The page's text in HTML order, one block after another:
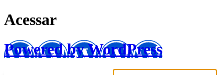
Acessar
Powered by WordPress